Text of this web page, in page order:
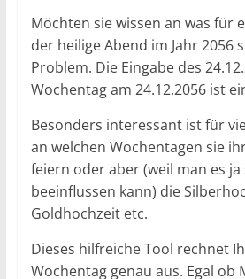
Möchten sie wissen an was für
der heilige Abend im Jahr 2056
Problem. Die Eingabe des
Wochentag am 24.12.2056 ist
Besonders interessant ist für
an welchen Wochentagen sie
feiern oder aber (weil man es ja
beeinflussen kann) die
Goldhochzeit etc.
Dieses hilfreiche Tool rechnet
Wochentag genau aus. Egal ob